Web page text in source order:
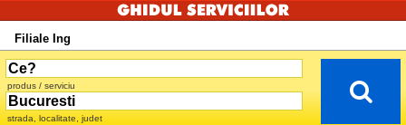
Filiale Ing
produs / serviciu
strada, localitate, judet